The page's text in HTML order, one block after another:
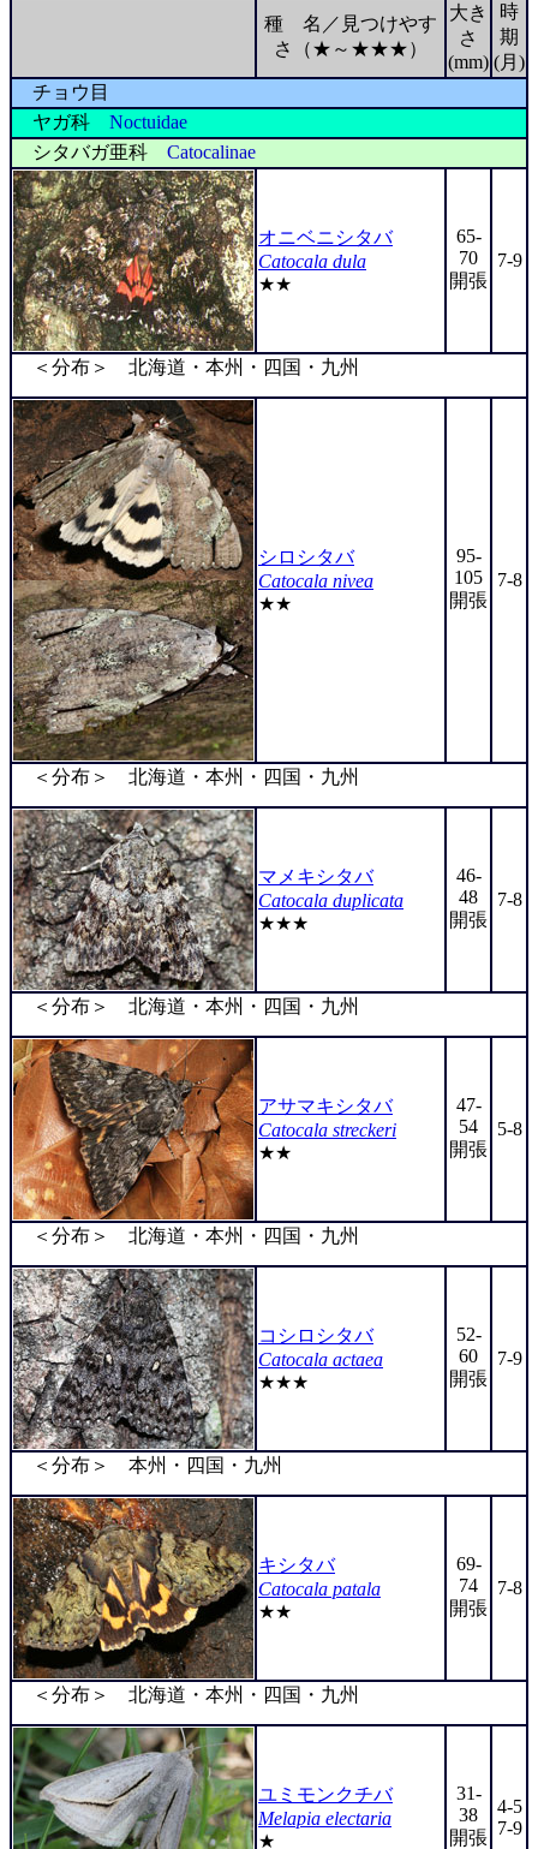
種 名／見つけやす
さ（★～★★★）
大き
さ
(mm)
時
期
(月)
チョウ目
ヤガ科 Noctuidae
シタバガ亜科 Catocalinae
オニベニシタバ
Catocala dula
★★
65-
70
開張
7-9
＜分布＞ 北海道・本州・四国・九州
シロシタバ
Catocala nivea
★★
95-
105
開張
7-8
＜分布＞ 北海道・本州・四国・九州
マメキシタバ
Catocala duplicata
★★★
46-
48
開張
7-8
＜分布＞ 北海道・本州・四国・九州
アサマキシタバ
Catocala streckeri
★★
47-
54
開張
5-8
＜分布＞ 北海道・本州・四国・九州
コシロシタバ
Catocala actaea
★★★
52-
60
開張
7-9
＜分布＞ 本州・四国・九州
キシタバ
Catocala patala
★★
69-
74
開張
7-8
＜分布＞ 北海道・本州・四国・九州
ユミモンクチバ
Melapia electaria
★
31-
38
開張
4-5
7-9